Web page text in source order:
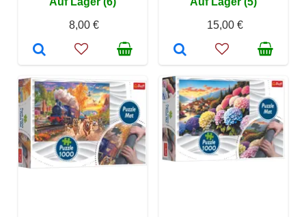
8,00 €
15,00 €